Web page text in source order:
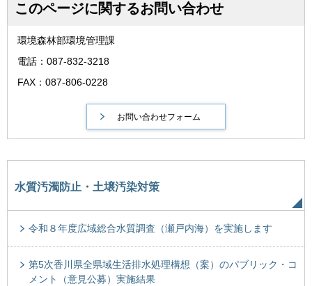
このページに関するお問い合わせ
環境森林部環境管理課
電話：087-832-3218
FAX：087-806-0228
水質汚濁防止・土壌汚染対策
令和８年度広域総合水質調査（瀬戸内海）を実施します
第5次香川県全県域生活排水処理構想（案）のパブリック・コ
メント（意見公募）実施結果